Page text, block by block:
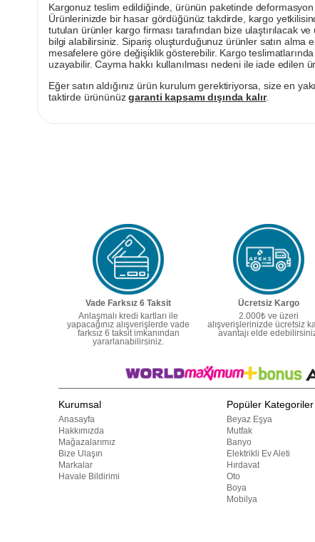
Kargonuz teslim edildiğinde, ürünün paketinde
Ürünlerinizde bir hasar gördüğünüz takdirde, kargo
tutulan ürünler kargo firması tarafından bize ulaştırılacak
bilgi alabilirsiniz. Sipariş oluşturduğunuz ürünler satın
mesafelere göre değişiklik gösterebilir. Kargo
uzayabilir. Cayma hakkı kullanılması nedeni ile iade edilen
Eğer satın aldığınız ürün kurulum gerektiriyorsa, size en
taktirde ürününüzgaranti kapsamı dışında kalır.
Vade Farksız 6 Taksit
Anlaşmalı kredi kartları ile
yapacağınız alışverişlerde vade
farksız 6 taksit imkanından
yararlanabilirsiniz.
Ücretsiz Kargo
2.000₺ ve üzeri
alışverişlerinizde ücretsiz
avantajı elde
Kurumsal
Anasayfa
Hakkımızda
Mağazalarımız
Bize Ulaşın
Markalar
Havale Bildirimi
Popüler Kategoriler
Beyaz Eşya
Mutfak
Banyo
Elektrikli Ev Aleti
Hırdavat
Oto
Boya
Mobilya